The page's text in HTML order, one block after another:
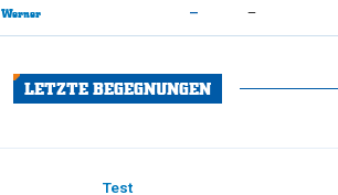
Werner — —
LETZTE BEGEGNUNGEN
Test